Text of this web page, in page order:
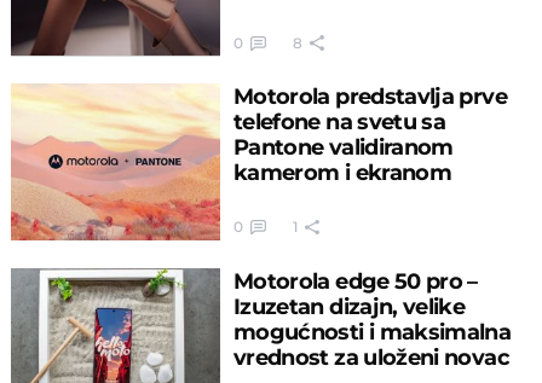
0 8
Motorola predstavlja prve
telefone na svetu sa
Pantone validiranom
kamerom i ekranom
0 1
Motorola edge 50 pro –
Izuzetan dizajn, velike
mogućnosti i maksimalna
vrednost za uloženi novac